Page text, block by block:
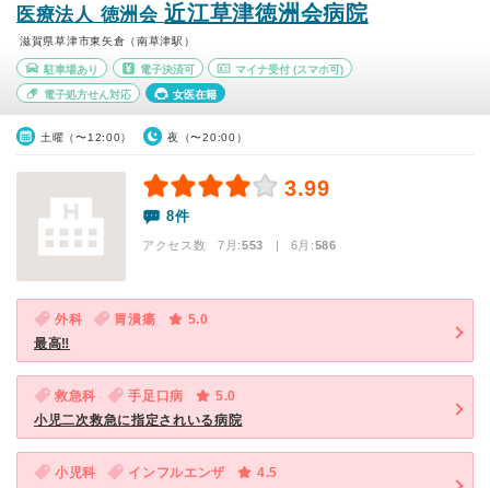
医療法人 徳洲会近江草津徳洲会病院
滋賀県草津市東矢倉（南草津駅）
駐車場あり 電子決済可 マイナ受付 (スマホ可)
電子処方せん対応 女医在籍
土曜（〜12:00） 夜（〜20:00）
3.99
8件
アクセス数 7月:553 | 6月:586
外科 胃潰瘍
5.0
最高‼️
救急科 手足口病
5.0
小児二次救急に指定されいる病院
小児科 インフルエンザ
4.5